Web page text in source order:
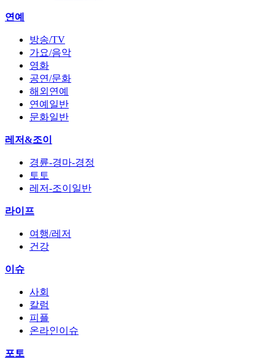
연예
방송/TV
가요/음악
영화
공연/문화
해외연예
연예일반
문화일반
레저&조이
경륜-경마-경정
토토
레저-조이일반
라이프
여행/레저
건강
이슈
사회
칼럼
피플
온라인이슈
포토